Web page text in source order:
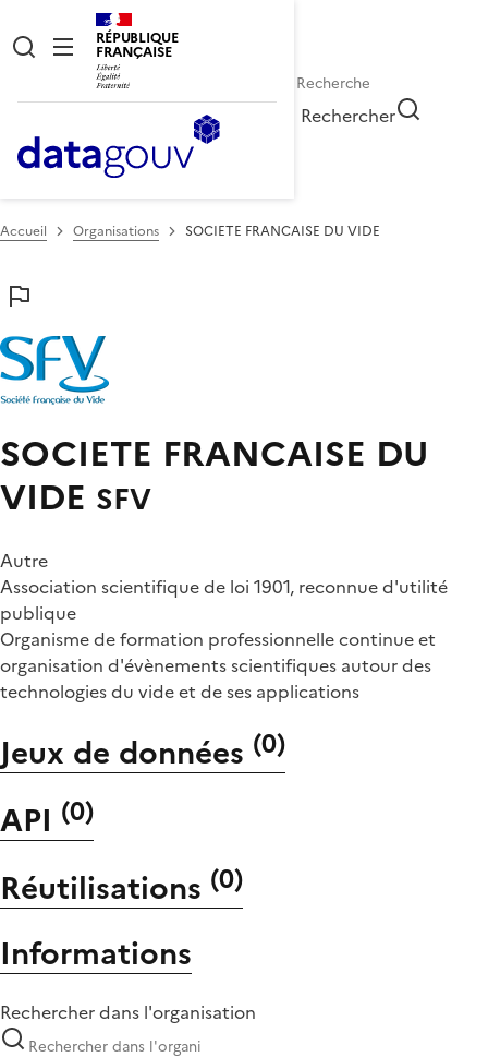
RÉPUBLIQUE
FRANÇAISE
Rechercher
Accueil Organisations SOCIETE FRANCAISE DU VIDE
SOCIETE FRANCAISE DU
VIDE SFV
Autre
Association scientifique de loi 1901, reconnue d'utilité
publique
Organisme de formation professionnelle continue et
organisation d'évènements scientifiques autour des
technologies du vide et de ses applications
Jeux de données (0)
API (0)
Réutilisations (0)
Informations
Rechercher dans l'organisation